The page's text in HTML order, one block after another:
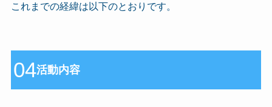
これまでの経緯は以下のとおりです。
04活動内容